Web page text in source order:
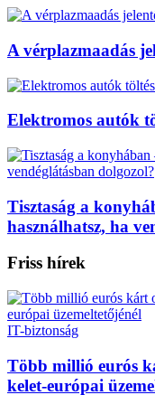
A vérplazmaadás
Elektromos autók
Tisztaság a
használhatsz, ha
Friss hírek
IT-biztonság
Több millió eurós
kelet-európai